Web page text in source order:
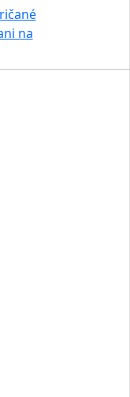
na